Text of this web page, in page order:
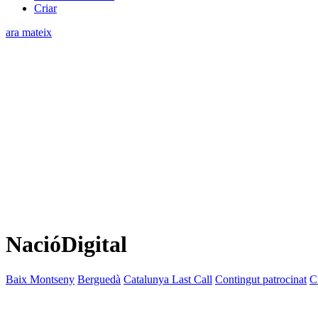
Criar
ara mateix
NacióDigital
Baix Montseny Berguedà Catalunya Last Call Contingut patrocinat